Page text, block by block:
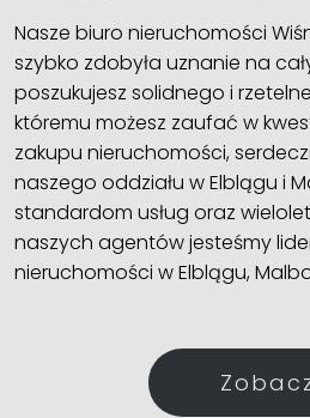
Nasze biuro nieruchomości
szybko zdobyła uznanie na
poszukujesz solidnego i
któremu możesz zaufać w
zakupu nieruchomości,
naszego oddziału w Elblągu i
standardom usług oraz
naszych agentów jesteśmy
nieruchomości w Elblągu,